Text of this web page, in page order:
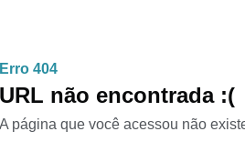
404
não encontrada :(
página que você acessou não